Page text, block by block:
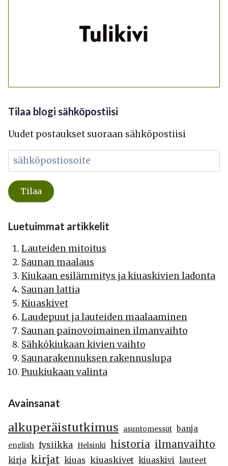
Tilaa blogi sähköpostiisi
Uudet postaukset suoraan sähköpostiisi
Luetuimmat artikkelit
Lauteiden mitoitus
Saunan maalaus
Kiukaan esilämmitys ja kiuaskivien ladonta
Saunan lattia
Kiuaskivet
Laudepuut ja lauteiden maalaaminen
Saunan painovoimainen ilmanvaihto
Sähkökiukaan kivien vaihto
Saunarakennuksen rakennuslupa
Puukiukaan valinta
Avainsanat
alkuperäistutkimus asuntomessut banja
english fysiikka Helsinki historia ilmanvaihto
kirja kirjat kiuas kiuaskivet kiuaskivi lauteet